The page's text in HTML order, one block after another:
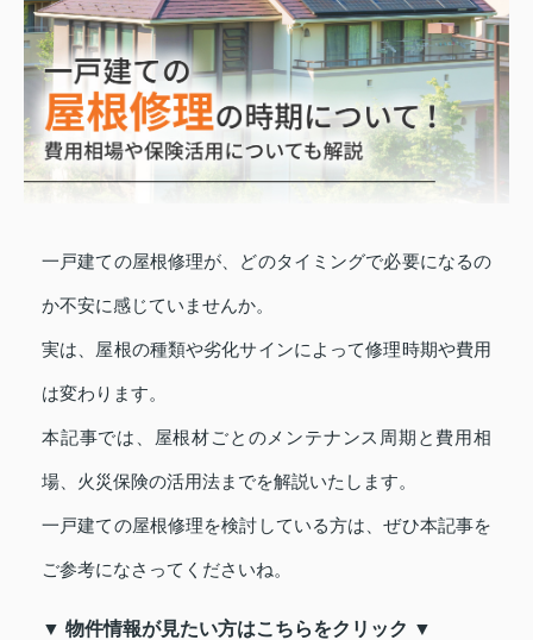
一戸建ての屋根修理が、どのタイミングで必要になるの
か不安に感じていませんか。
実は、屋根の種類や劣化サインによって修理時期や費用
は変わります。
本記事では、屋根材ごとのメンテナンス周期と費用相
場、火災保険の活用法までを解説いたします。
一戸建ての屋根修理を検討している方は、ぜひ本記事を
ご参考になさってくださいね。
▼ 物件情報が見たい方はこちらをクリック ▼